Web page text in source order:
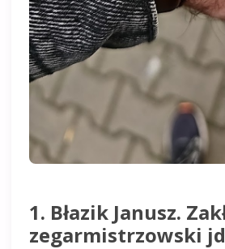
1. Błazik Janusz.
zegarmistrzowski jd